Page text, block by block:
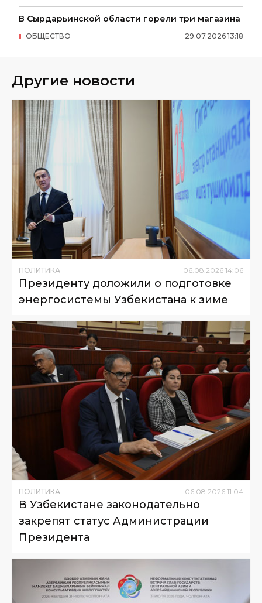
В Сырдарьинской области горели три магазина
29.07.2026 13:18
ОБЩЕСТВО
Другие новости
ПОЛИТИКА 06.08.2026 14:06
Президенту доложили о подготовке
энергосистемы Узбекистана к зиме
ПОЛИТИКА 06.08.2026 11:04
В Узбекистане законодательно
закрепят статус Администрации
Президента